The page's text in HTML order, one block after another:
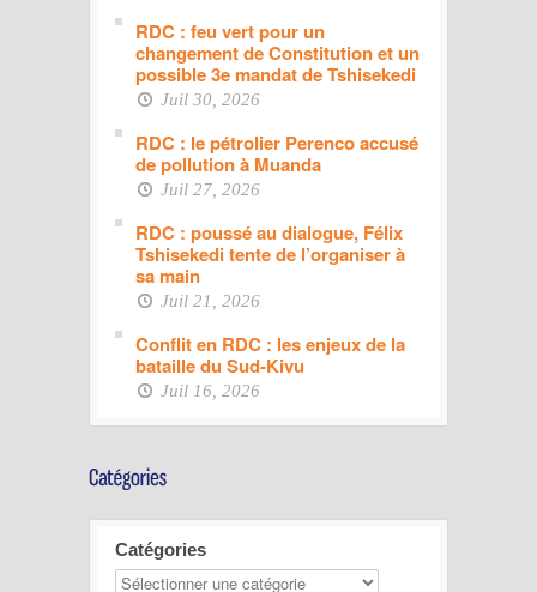
RDC : feu vert pour un
changement de Constitution et un
possible 3e mandat de Tshisekedi
Juil 30, 2026
RDC : le pétrolier Perenco accusé
de pollution à Muanda
Juil 27, 2026
RDC : poussé au dialogue, Félix
Tshisekedi tente de l’organiser à
sa main
Juil 21, 2026
Conflit en RDC : les enjeux de la
bataille du Sud-Kivu
Juil 16, 2026
Catégories